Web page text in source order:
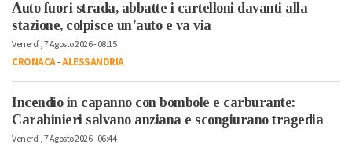
Auto fuori strada, abbatte i cartelloni davanti alla
stazione, colpisce un’auto e va via
Venerdì, 7 Agosto 2026 - 08:15
CRONACA-ALESSANDRIA
Incendio in capanno con bombole e carburante:
Carabinieri salvano anziana e scongiurano tragedia
Venerdì, 7 Agosto 2026 - 06:44